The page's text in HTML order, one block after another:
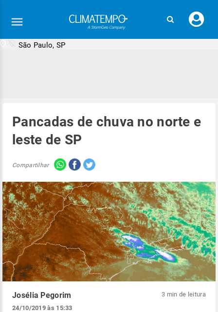
seu
São Paulo, SP
Pancadas de chuva no norte e
leste de SP
Compartilhar
Josélia Pegorim
24/10/2019 às 15:33
3 min de leitura